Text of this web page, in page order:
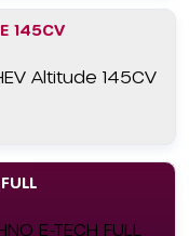
145CV